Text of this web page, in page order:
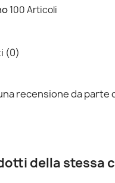
100 Articoli
(0)
recensione da parte
della stessa